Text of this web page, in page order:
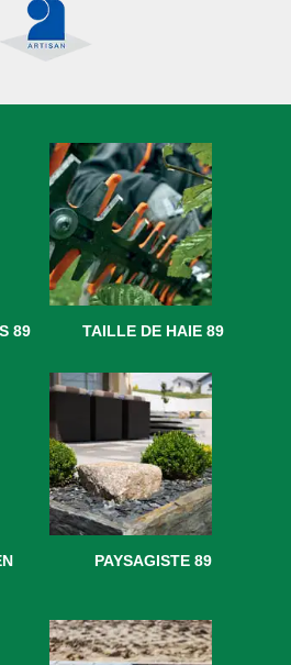
89 TAILLE DE HAIE 89
PAYSAGISTE 89